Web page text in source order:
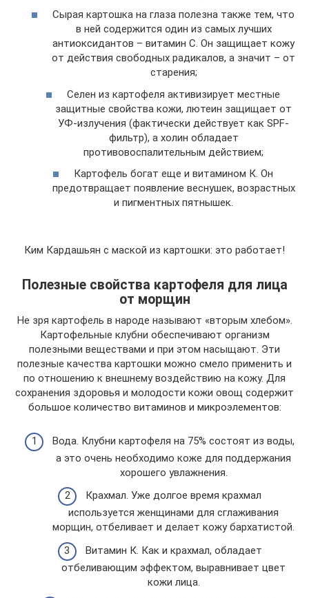
Сырая картошка на глаза полезна также тем, что
в ней содержится один из самых лучших
антиоксидантов – витамин С. Он защищает кожу
от действия свободных радикалов, а значит – от
старения;
Селен из картофеля активизирует местные
защитные свойства кожи, лютеин защищает от
УФ-излучения (фактически действует как SPF-
фильтр), а холин обладает
противовоспалительным действием;
Картофель богат еще и витамином К. Он
предотвращает появление веснушек, возрастных
и пигментных пятнышек.
Ким Кардашьян с маской из картошки: это работает!
Полезные свойства картофеля для лица
от морщин
Не зря картофель в народе называют «вторым хлебом».
Картофельные клубни обеспечивают организм
полезными веществами и при этом насыщают. Эти
полезные качества картошки можно смело применить и
по отношению к внешнему воздействию на кожу. Для
сохранения здоровья и молодости кожи овощ содержит
большое количество витаминов и микроэлементов:
Вода. Клубни картофеля на 75% состоят из воды,
а это очень необходимо коже для поддержания
хорошего увлажнения.
Крахмал. Уже долгое время крахмал
используется женщинами для сглаживания
морщин, отбеливает и делает кожу бархатистой.
Витамин К. Как и крахмал, обладает
отбеливающим эффектом, выравнивает цвет
кожи лица.